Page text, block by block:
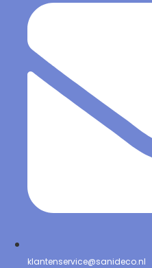
klantenservice@sanideco.nl